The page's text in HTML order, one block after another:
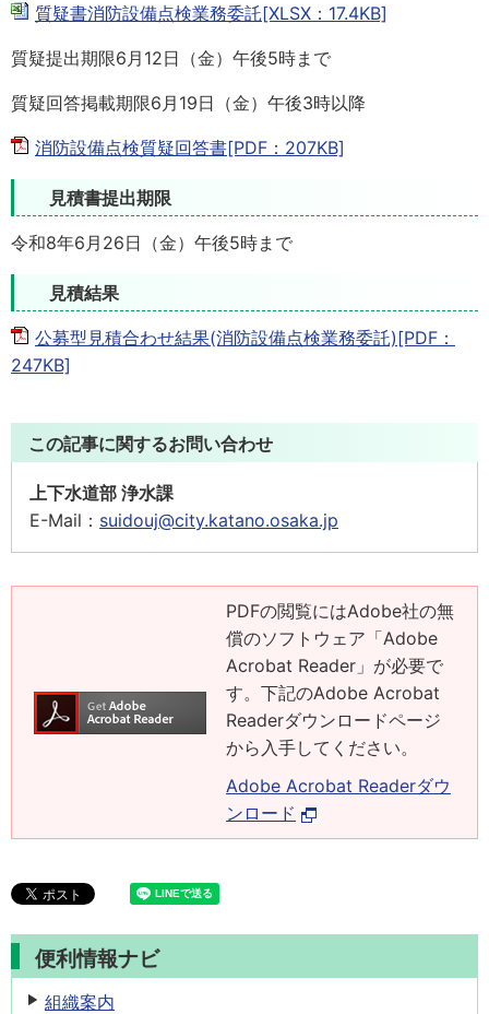
質疑書消防設備点検業務委託[XLSX：17.4KB]
質疑提出期限6月12日（金）午後5時まで
質疑回答掲載期限6月19日（金）午後3時以降
消防設備点検質疑回答書[PDF：207KB]
見積書提出期限
令和8年6月26日（金）午後5時まで
見積結果
公募型見積合わせ結果(消防設備点検業務委託)[PDF：
247KB]
この記事に関するお問い合わせ
上下水道部 浄水課
E-Mail： suidouj@city.katano.osaka.jp
PDFの閲覧にはAdobe社の無
償のソフトウェア「Adobe
Acrobat Reader」が必要で
す。下記のAdobe Acrobat
Readerダウンロードページ
から入手してください。
Adobe Acrobat Readerダウ
ンロード
便利情報ナビ
組織案内